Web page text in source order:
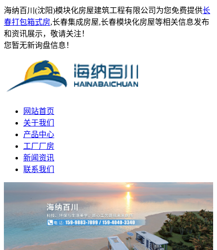
海纳百川(沈阳)模块化房屋建筑工程有限公司为您免费提供长
春打包箱式房,长春集成房屋,长春模块化房屋等相关信息发布
和资讯展示，敬请关注！
您暂无新询盘信息！
网站首页
关于我们
产品中心
工厂厂房
新闻资讯
联系我们